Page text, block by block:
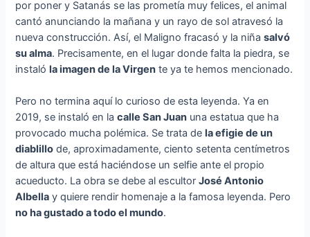
por poner y Satanás se las prometía muy felices, el animal
cantó anunciando la mañana y un rayo de sol atravesó la
nueva construcción. Así, el Maligno fracasó y la niñasalvó
su alma. Precisamente, en el lugar donde falta la piedra, se
instalóla imagen de la Virgen te ya te hemos mencionado.
Pero no termina aquí lo curioso de esta leyenda. Ya en
2019, se instaló en lacalle San Juan una estatua que ha
provocado mucha polémica. Se trata dela efigie de un
diablillo de, aproximadamente, ciento setenta centímetros
de altura que está haciéndose un selfie ante el propio
acueducto. La obra se debe al escultorJosé Antonio
Albella y quiere rendir homenaje a la famosa leyenda. Pero
no ha gustado a todo el mundo.